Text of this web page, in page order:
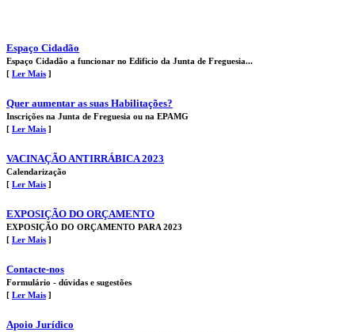
Espaço Cidadão
Espaço Cidadão a funcionar no Edificio da Junta de Freguesia...
[ Ler Mais ]
Quer aumentar as suas Habilitações?
Inscrições na Junta de Freguesia ou na EPAMG
[ Ler Mais ]
VACINAÇÃO ANTIRRÁBICA 2023
Calendarização
[ Ler Mais ]
EXPOSIÇÃO DO ORÇAMENTO
EXPOSIÇÃO DO ORÇAMENTO PARA 2023
[ Ler Mais ]
Contacte-nos
Formulário - dúvidas e sugestões
[ Ler Mais ]
Apoio Jurídico